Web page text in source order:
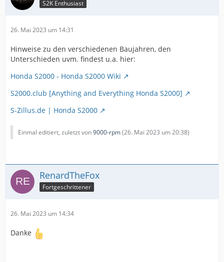
S2K Enthusiast
26. Mai 2023 um 14:31
Hinweise zu den verschiedenen Baujahren, den
Unterschieden uvm. findest u.a. hier:
Honda S2000 - Honda S2000 Wiki
S2000.club [Anything and Everything Honda S2000]
S-Zillus.de | Honda S2000
Einmal editiert, zuletzt von9000-rpm(26. Mai 2023 um 20:38)
RenardTheFox
Fortgeschrittener
26. Mai 2023 um 14:34
Danke